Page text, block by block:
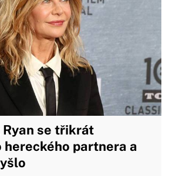
se třikrát
hereckého partnera a